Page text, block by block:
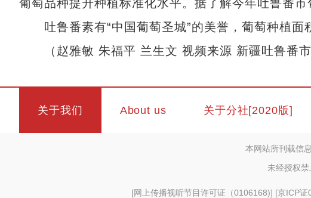
葡萄品种提升种植标准化水平。据了解今年吐鲁番市
吐鲁番素有“中国葡萄圣城”的美誉，葡萄种植面
（赵雅敏 朱福平 兰生文 视频来源 新疆吐鲁番市
关于我们 About us 关于分社[2020版]
本网站所刊载信
未经授权禁
[网上传播视听节目许可证（0106168)] [京ICP证